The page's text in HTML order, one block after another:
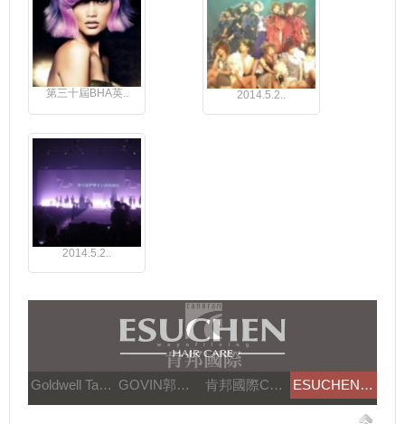
第三十屆BHA英.. 2014.5.2..
2014.5.2..
Goldwell Taiwan GOVIN郭文髮藝 肯邦國際Canbran ESUCHEN藝思晨